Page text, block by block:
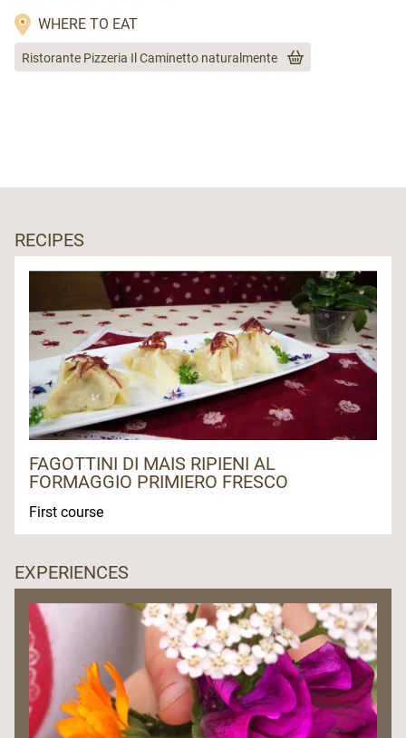
WHERE TO EAT
Ristorante Pizzeria Il Caminetto naturalmente
RECIPES
FAGOTTINI DI MAIS RIPIENI AL
FORMAGGIO PRIMIERO FRESCO
First course
EXPERIENCES